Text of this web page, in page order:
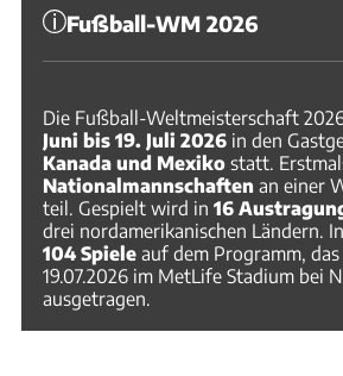
Fußball-WM 2026
Die Fußball-Weltmeisterschaft
Juni bis 19. Juli 2026 in den
Kanada und Mexiko statt.
Nationalmannschaften an einer
teil. Gespielt wird in 16
drei nordamerikanischen Ländern.
104 Spiele auf dem Programm,
19.07.2026 im MetLife Stadium bei
ausgetragen.